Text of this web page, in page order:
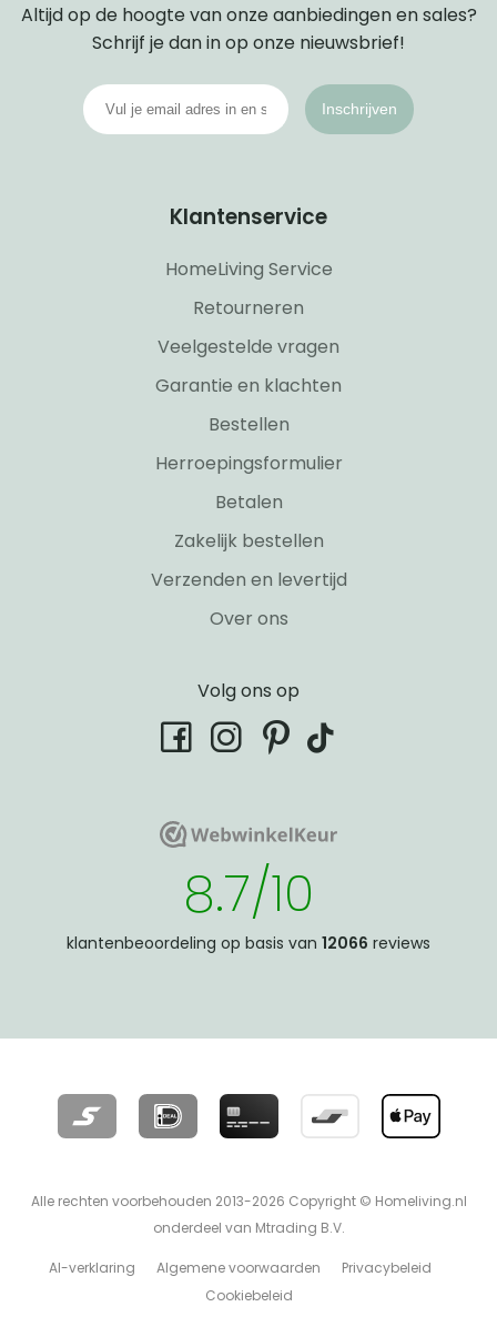
Altijd op de hoogte van onze aanbiedingen en sales?
Schrijf je dan in op onze nieuwsbrief!
Inschrijven
Klantenservice
HomeLiving Service
Retourneren
Veelgestelde vragen
Garantie en klachten
Bestellen
Herroepingsformulier
Betalen
Zakelijk bestellen
Verzenden en levertijd
Over ons
Volg ons op
facebookinstagram
pinterest
tiktok
WebwinkelKeurWebwinkelKeur
8.7/10
klantenbeoordeling op basis van 12066 reviews
Alle rechten voorbehouden 2013-2026 Copyright © Homeliving.nl
onderdeel van Mtrading B.V.
AI-verklaring Algemene voorwaarden
Privacybeleid
Cookiebeleid